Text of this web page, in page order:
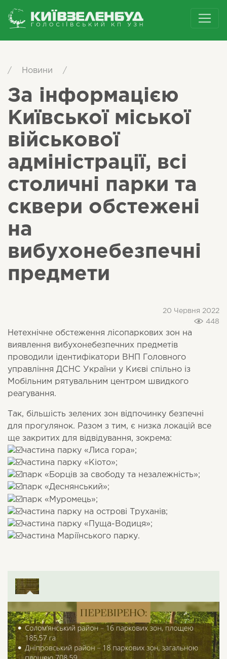
/ Новини /
За інформацією
Київської міської
військової
адміністрації, всі
столичні парки та
сквери обстежені
на
вибухонебезпечні
предмети
20 Червня 2022
448
Нетехнічне обстеження лісопаркових зон на
виявлення вибухонебезпечних предметів
проводили ідентифікатори ВНП Головного
управління ДСНС України у Києві спільно із
Мобільним рятувальним центром швидкого
реагування.
Так, більшість зелених зон відпочинку безпечні
для прогулянок. Разом з тим, є низка локацій все
ще закритих для відвідування, зокрема:
частина парку «Лиса гора»;
частина парку «Кіото»;
парк «Борців за свободу та незалежність»;
парк «Деснянський»;
парк «Муромець»;
частина парку на острові Труханів;
частина парку «Пуща-Водиця»;
частина Маріїнського парку.